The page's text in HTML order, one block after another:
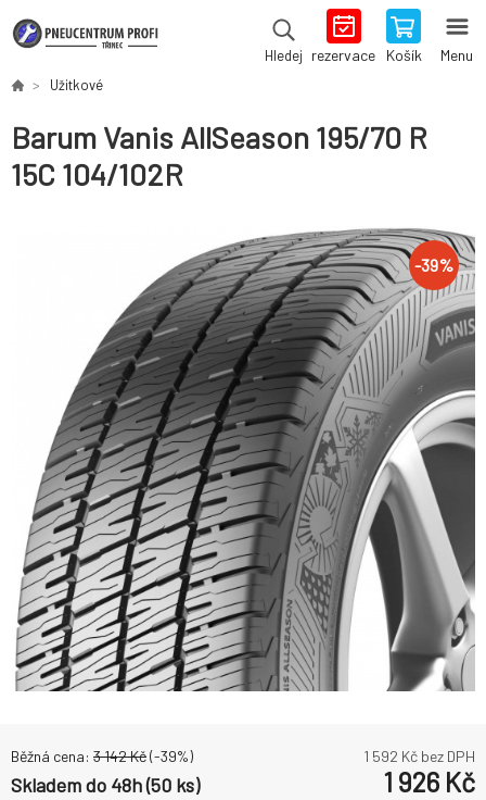
Hledej rezervace Košík Menu
Užitkové
Barum Vanis AllSeason 195/70 R
15C 104/102R
-39%
Běžná cena: 3 142Kč(-39%) 1 592 Kč bez DPH
Skladem do 48h (50 ks) 1 926 Kč